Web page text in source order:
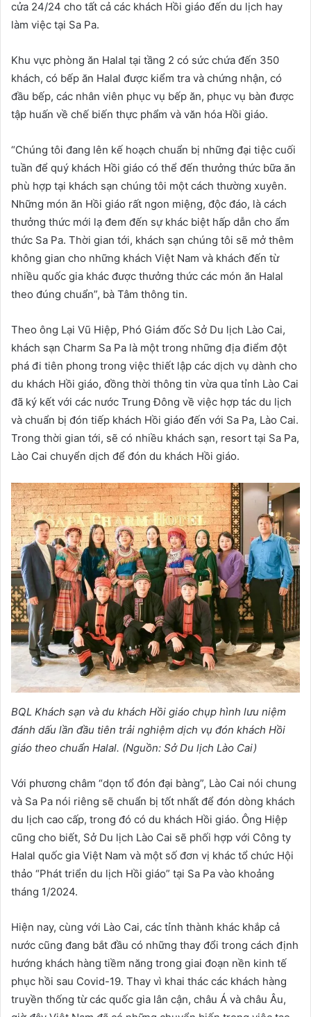
cửa 24/24 cho tất cả các khách Hồi giáo đến du lịch hay
làm việc tại Sa Pa.
Khu vực phòng ăn Halal tại tầng 2 có sức chứa đến 350
khách, có bếp ăn Halal được kiểm tra và chứng nhận, có
đầu bếp, các nhân viên phục vụ bếp ăn, phục vụ bàn được
tập huấn về chế biến thực phẩm và văn hóa Hồi giáo.
“Chúng tôi đang lên kế hoạch chuẩn bị những đại tiệc cuối
tuần để quý khách Hồi giáo có thể đến thưởng thức bữa ăn
phù hợp tại khách sạn chúng tôi một cách thường xuyên.
Những món ăn Hồi giáo rất ngon miệng, độc đáo, là cách
thưởng thức mới lạ đem đến sự khác biệt hấp dẫn cho ẩm
thức Sa Pa. Thời gian tới, khách sạn chúng tôi sẽ mở thêm
không gian cho những khách Việt Nam và khách đến từ
nhiều quốc gia khác được thưởng thức các món ăn Halal
theo đúng chuẩn”, bà Tâm thông tin.
Theo ông Lại Vũ Hiệp, Phó Giám đốc Sở Du lịch Lào Cai,
khách sạn Charm Sa Pa là một trong những địa điểm đột
phá đi tiên phong trong việc thiết lập các dịch vụ dành cho
du khách Hồi giáo, đồng thời thông tin vừa qua tỉnh Lào Cai
đã ký kết với các nước Trung Đông về việc hợp tác du lịch
và chuẩn bị đón tiếp khách Hồi giáo đến với Sa Pa, Lào Cai.
Trong thời gian tới, sẽ có nhiều khách sạn, resort tại Sa Pa,
Lào Cai chuyển dịch để đón du khách Hồi giáo.
BQL Khách sạn và du khách Hồi giáo chụp hình lưu niệm
đánh dấu lần đầu tiên trải nghiệm dịch vụ đón khách Hồi
giáo theo chuẩn Halal. (Nguồn: Sở Du lịch Lào Cai)
Với phương châm “dọn tổ đón đại bàng”, Lào Cai nói chung
và Sa Pa nói riêng sẽ chuẩn bị tốt nhất để đón dòng khách
du lịch cao cấp, trong đó có du khách Hồi giáo. Ông Hiệp
cũng cho biết, Sở Du lịch Lào Cai sẽ phối hợp với Công ty
Halal quốc gia Việt Nam và một số đơn vị khác tổ chức Hội
thảo “Phát triển du lịch Hồi giáo” tại Sa Pa vào khoảng
tháng 1/2024.
Hiện nay, cùng với Lào Cai, các tỉnh thành khác khắp cả
nước cũng đang bắt đầu có những thay đổi trong cách định
hướng khách hàng tiềm năng trong giai đoạn nền kinh tế
phục hồi sau Covid-19. Thay vì khai thác các khách hàng
truyền thống từ các quốc gia lân cận, châu Á và châu Âu,